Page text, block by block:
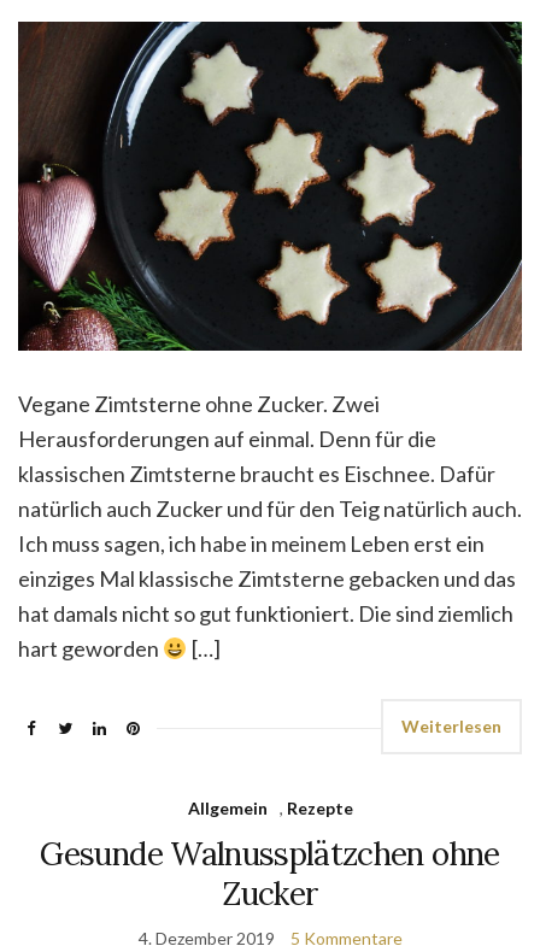
Vegane Zimtsterne ohne Zucker. Zwei
Herausforderungen auf einmal. Denn für die
klassischen Zimtsterne braucht es Eischnee. Dafür
natürlich auch Zucker und für den Teig natürlich auch.
Ich muss sagen, ich habe in meinem Leben erst ein
einziges Mal klassische Zimtsterne gebacken und das
hat damals nicht so gut funktioniert. Die sind ziemlich
hart geworden
[…]
Weiterlesen
Allgemein , Rezepte
Gesunde Walnussplätzchen ohne
Zucker
4. Dezember 2019 5 Kommentare